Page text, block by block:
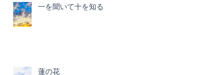
一を聞いて十を知る
蓮の花